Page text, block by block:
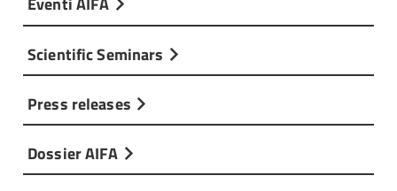
Scientific Seminars
Press releases
Dossier AIFA